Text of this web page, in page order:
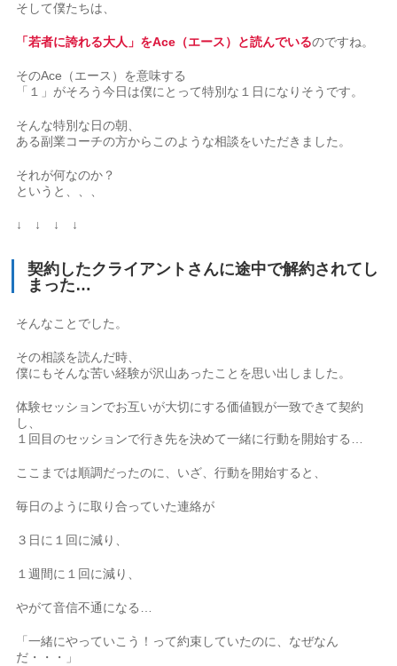
そして僕たちは、
「若者に誇れる大人」をAce（エース）と読んでいるのですね。
そのAce（エース）を意味する
「１」がそろう今日は僕にとって特別な１日になりそうです。
そんな特別な日の朝、
ある副業コーチの方からこのような相談をいただきました。
それが何なのか？
というと、、、
↓ ↓ ↓ ↓
契約したクライアントさんに途中で解約されてし
まった…
そんなことでした。
その相談を読んだ時、
僕にもそんな苦い経験が沢山あったことを思い出しました。
体験セッションでお互いが大切にする価値観が一致できて契約
し、
１回目のセッションで行き先を決めて一緒に行動を開始する…
ここまでは順調だったのに、いざ、行動を開始すると、
毎日のように取り合っていた連絡が
３日に１回に減り、
１週間に１回に減り、
やがて音信不通になる…
「一緒にやっていこう！って約束していたのに、なぜなん
だ・・・」